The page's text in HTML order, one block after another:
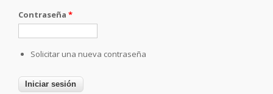
Contraseña *
Solicitar una nueva contraseña